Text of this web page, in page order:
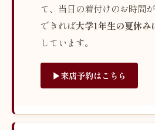
て、当日の着付けのお時間
できれば大学1年生の夏休み
しています。
▶︎来店予約はこちら